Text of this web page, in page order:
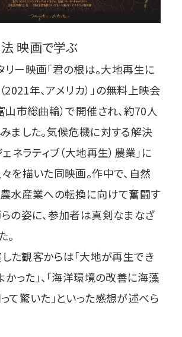
映画で学ぶ
リー映画「君の根は。大地再生に
2021年、アメリカ）」の無料上映会
山市総曲輪）で開催され、約70人
ました。気候危機に対する解決
ネラティブ（大地再生）農業」に
を描いた同映画。作中で、自然
水産業への転換に向けて奮闘す
の姿に、参加者は真剣なまなざ
。
た観客からは「大地が再生でき
かった」、「海洋環境の改善に海藻
て驚いた」といった感想が述べら